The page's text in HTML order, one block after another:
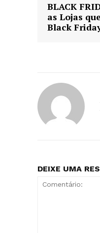
BLACK
as Lojas
Black
DEIXE UMA